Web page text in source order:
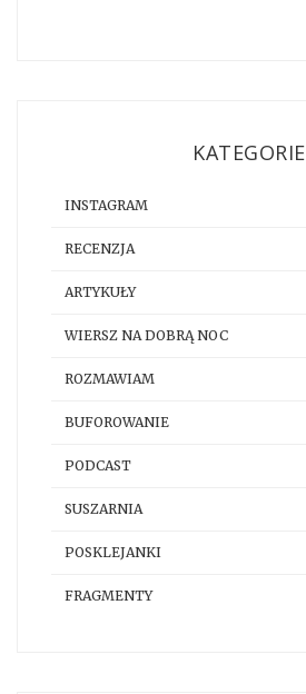
KATEGORIE
INSTAGRAM
RECENZJA
ARTYKUŁY
WIERSZ NA DOBRĄ NOC
ROZMAWIAM
BUFOROWANIE
PODCAST
SUSZARNIA
POSKLEJANKI
FRAGMENTY